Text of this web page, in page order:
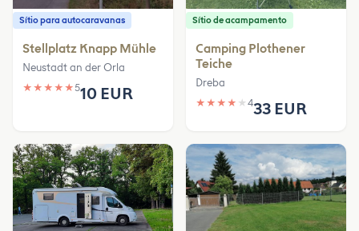
Sítio para autocaravanas
Stellplatz Knapp Mühle
Neustadt an der Orla
★ ★ ★ ★ ★510 EUR
Sítio de acampamento
Camping Plothener
Teiche
Dreba
★ ★ ★ ★ ★ 433 EUR